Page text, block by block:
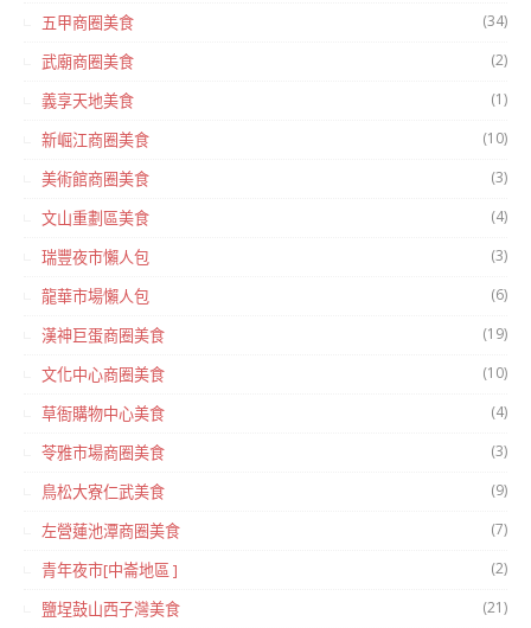
五甲商圈美食 (34)
武廟商圈美食 (2)
義享天地美食 (1)
新崛江商圈美食 (10)
美術館商圈美食 (3)
文山重劃區美食 (4)
瑞豐夜市懶人包 (3)
龍華市場懶人包 (6)
漢神巨蛋商圈美食 (19)
文化中心商圈美食 (10)
草衙購物中心美食 (4)
苓雅市場商圈美食 (3)
鳥松大寮仁武美食 (9)
左營蓮池潭商圈美食 (7)
青年夜市[中崙地區 ] (2)
鹽埕鼓山西子灣美食 (21)